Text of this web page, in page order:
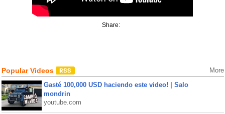
Share:
Popular Videos More
Gasté 100,000 USD haciendo este video! | Salo
mondrin
youtube.com